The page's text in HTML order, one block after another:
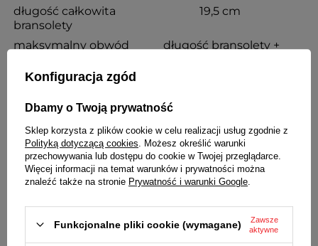
długość całkowita
bransolety
19,5 cm
maksymalny obwód
długość bransolety +
możliwość skracania
kolor
różowe złoto matowy
rodzaj zapięcia
motylkowe
grubość
3,3 mm
Wraz z bransoletą otrzymasz:
komplet teleskopów
Konfiguracja zgód
Dbamy o Twoją prywatność
Sklep korzysta z plików cookie w celu realizacji usług zgodnie z
Polityką dotyczącą cookies . Możesz określić warunki
przechowywania lub dostępu do cookie w Twojej przeglądarce.
Więcej informacji na temat warunków i prywatności można
znaleźć także na stronie Prywatność i warunki Google
Funkcjonalne pliki cookie (wymagane)
Zawsze
aktywne